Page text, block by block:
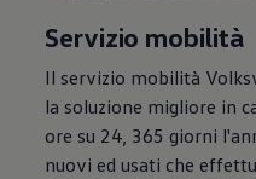
Servizio mobilità
Il servizio mobilità
la soluzione migliore in
ore su 24, 365 giorni
nuovi ed usati che